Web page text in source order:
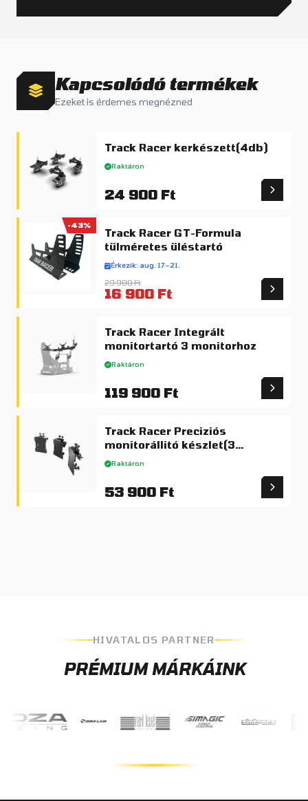
Kapcsolódó termékek
Ezeket is érdemes megnézned
Track Racer kerkészett(4db)
Raktáron
24 900 Ft
-43%
Track Racer GT-Formula
tülméretes üléstartó
Érkezik: aug. 17–21.
29 900 Ft
16 900 Ft
Track Racer Integrált
monitortartó 3 monitorhoz
Raktáron
119 900 Ft
Track Racer Preciziós
monitorállitó készlet(3
monitorhoz)
Raktáron
53 900 Ft
HIVATALOS PARTNER
PRÉMIUM MÁRKÁINK